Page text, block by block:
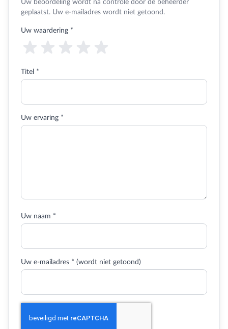
Uw beoordeling wordt na controle door de beheerder
geplaatst. Uw e-mailadres wordt niet getoond.
Uw waardering *
Titel *
Uw ervaring *
Uw naam *
Uw e-mailadres * (wordt niet getoond)